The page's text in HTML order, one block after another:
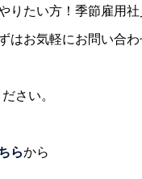
たい方！季節雇用
お気軽にお問い合わ
さい。
らから